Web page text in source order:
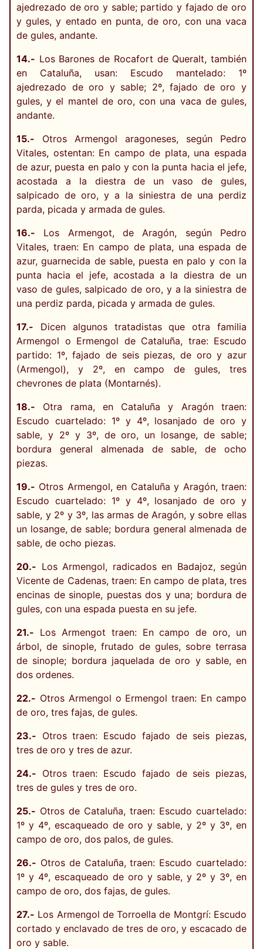
ajedrezado de oro y sable; partido y fajado de oro
y gules, y entado en punta, de oro, con una vaca
de gules, andante.
14.- Los Barones de Rocafort de Queralt, también
en Cataluña, usan: Escudo mantelado: 1º
ajedrezado de oro y sable; 2º, fajado de oro y
gules, y el mantel de oro, con una vaca de gules,
andante.
15.- Otros Armengol aragoneses, según Pedro
Vitales, ostentan: En campo de plata, una espada
de azur, puesta en palo y con la punta hacia el jefe,
acostada a la diestra de un vaso de gules,
salpicado de oro, y a la siniestra de una perdiz
parda, picada y armada de gules.
16.- Los Armengot, de Aragón, según Pedro
Vitales, traen: En campo de plata, una espada de
azur, guarnecida de sable, puesta en palo y con la
punta hacia el jefe, acostada a la diestra de un
vaso de gules, salpicado de oro, y a la siniestra de
una perdiz parda, picada y armada de gules.
17.- Dicen algunos tratadistas que otra familia
Armengol o Ermengol de Cataluña, trae: Escudo
partido: 1º, fajado de seis piezas, de oro y azur
(Armengol), y 2º, en campo de gules, tres
chevrones de plata (Montarnés).
18.- Otra rama, en Cataluña y Aragón traen:
Escudo cuartelado: 1º y 4º, losanjado de oro y
sable, y 2º y 3º, de oro, un losange, de sable;
bordura general almenada de sable, de ocho
piezas.
19.- Otros Armengol, en Cataluña y Aragón, traen:
Escudo cuartelado: 1º y 4º, losanjado de oro y
sable, y 2º y 3º, las armas de Aragón, y sobre ellas
un losange, de sable; bordura general almenada de
sable, de ocho piezas.
20.- Los Armengol, radicados en Badajoz, según
Vicente de Cadenas, traen: En campo de plata, tres
encinas de sinople, puestas dos y una; bordura de
gules, con una espada puesta en su jefe.
21.- Los Armengot traen: En campo de oro, un
árbol, de sinople, frutado de gules, sobre terrasa
de sinople; bordura jaquelada de oro y sable, en
dos ordenes.
22.- Otros Armengol o Ermengol traen: En campo
de oro, tres fajas, de gules.
23.- Otros traen: Escudo fajado de seis piezas,
tres de oro y tres de azur.
24.- Otros traen: Escudo fajado de seis piezas,
tres de gules y tres de oro.
25.- Otros de Cataluña, traen: Escudo cuartelado:
1º y 4º, escaqueado de oro y sable, y 2º y 3º, en
campo de oro, dos palos, de gules.
26.- Otros de Cataluña, traen: Escudo cuartelado:
1º y 4º, escaqueado de oro y sable, y 2º y 3º, en
campo de oro, dos fajas, de gules.
27.- Los Armengol de Torroella de Montgrí: Escudo
cortado y enclavado de tres de oro, y escacado de
oro y sable.